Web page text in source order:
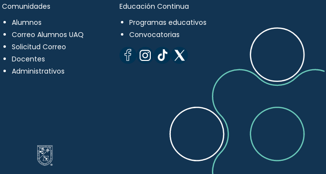
Comunidades
Alumnos
Correo Alumnos UAQ
Solicitud Correo
Docentes
Administrativos
Educación Continua
Programas educativos
Convocatorias